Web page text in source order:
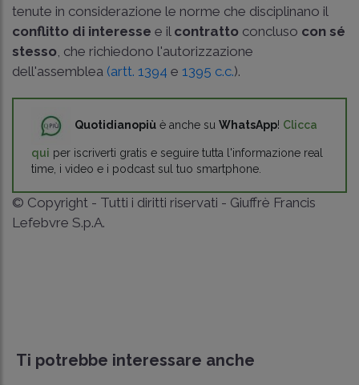
tenute in considerazione le norme che disciplinano il
conflitto di interesse e il contratto concluso con sé
stesso , che richiedono l'autorizzazione
dell'assemblea (artt. 1394 e 1395 c.c.).
Quotidianopiù è anche su WhatsApp! Clicca
qui per iscriverti gratis e seguire tutta l'informazione real
time, i video e i podcast sul tuo smartphone.
© Copyright - Tutti i diritti riservati - Giuffrè Francis
Lefebvre S.p.A.
Ti potrebbe interessare anche